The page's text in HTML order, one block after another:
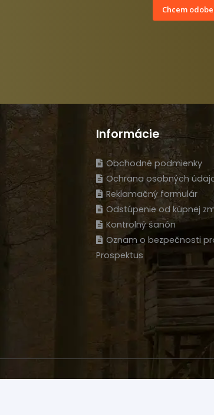
Chcem
Informácie
Obchodné podmienky
Ochrana osobných
Reklamačný formulár
Odstúpenie od kúpnej
Kontrolný šanón
Oznam o bezpečnosti
Prospektus